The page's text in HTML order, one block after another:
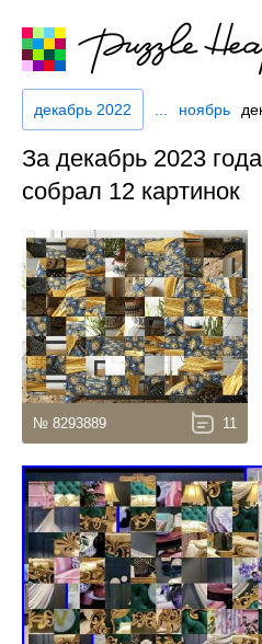
декабрь 2022 ноябрь
За декабрь 2023
собрал 12 картинок
№ 8293889 11
4.9 210